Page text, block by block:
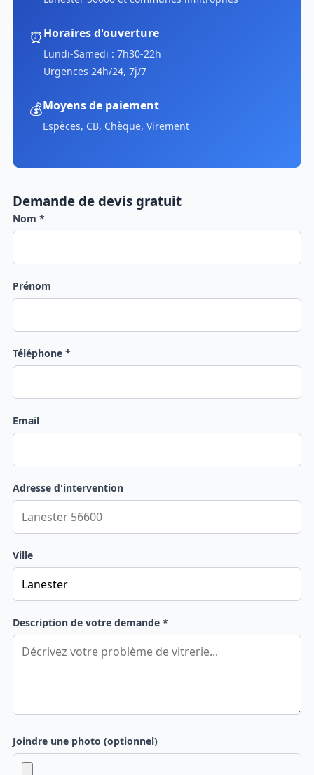
⏰Horaires d'ouverture
Lundi-Samedi : 7h30-22h
Urgences 24h/24, 7j/7
💰Moyens de paiement
Espèces, CB, Chèque, Virement
Demande de devis gratuit
Nom *
Prénom
Téléphone *
Email
Adresse d'intervention
Ville
Description de votre demande *
Joindre une photo (optionnel)